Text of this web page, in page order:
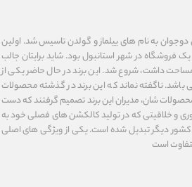
پیش با سرمایه گذاری دوجوان به نام های ییلماز و گولدن تاسیس شد. اولین
فروشگاه در شهر استانبول بود. شاید برایتان جالب
در یک فروشگاه کوچک که تنها ۲۵ متر مربع مساحت داشت، شروع شد. این برند در حال حاضر یکی از
ناگفته نماند که این برند در گذشته محصولات
محصولات شان، مدیران این برند تصمیم گرفتند که دست
‌و خلاقیتی که در تولید کالکشن های فصلی خود به
خرج می‌دهد به یکی از محبوب‌ترین برندهای وارداتی به ایران و ۳۴ کشور دیگر تبدیل شده‌ است. یکی از ویژگی های اصلی
است